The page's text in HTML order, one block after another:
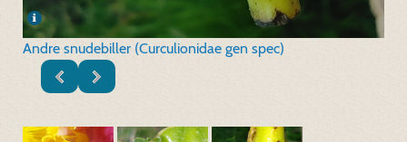
Andre snudebiller (Curculionidae gen spec)